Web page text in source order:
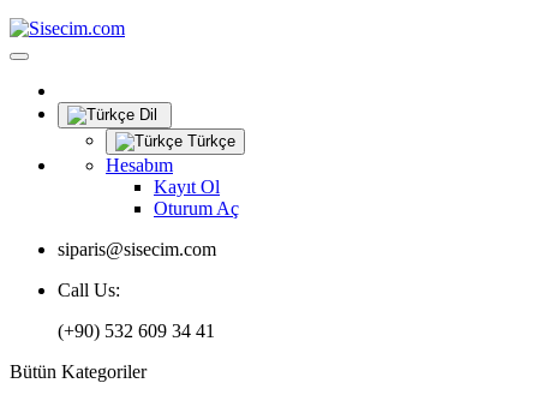
Dil
Türkçe
Hesabım
Kayıt Ol
Oturum Aç
siparis@sisecim.com
Call Us:
(+90) 532 609 34 41
Bütün Kategoriler